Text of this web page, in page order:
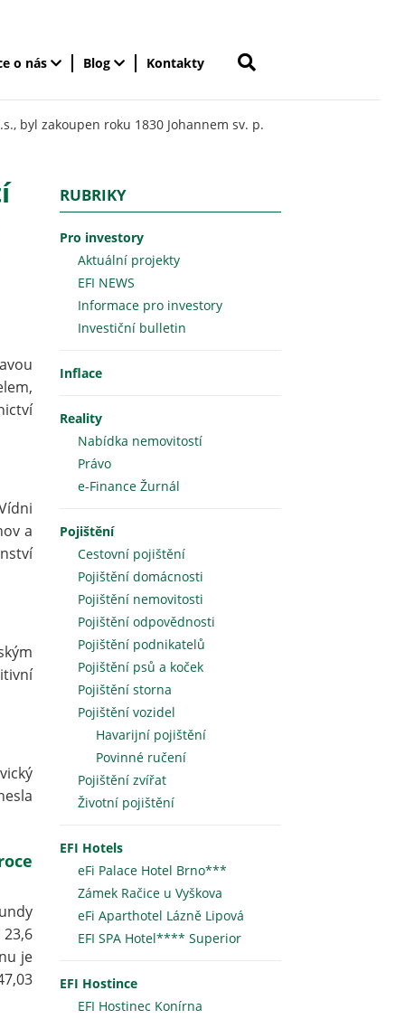
o nás Blog Kontakty
byl zakoupen roku 1830 Johannem sv. p.
a
je
RUBRIKY
Pro investory
Aktuální projekty
EFI NEWS
Informace pro investory
Investiční bulletin
Inflace
Reality
Nabídka nemovitostí
Právo
e-Finance Žurnál
Pojištění
Cestovní pojištění
Pojištění domácnosti
Pojištění nemovitosti
Pojištění odpovědnosti
Pojištění podnikatelů
Pojištění psů a koček
Pojištění storna
Pojištění vozidel
Havarijní pojištění
Povinné ručení
Pojištění zvířat
Životní pojištění
EFI Hotels
eFi Palace Hotel Brno***
Zámek Račice u Vyškova
eFi Aparthotel Lázně Lipová
EFI SPA Hotel**** Superior
EFI Hostince
EFI Hostinec Konírna